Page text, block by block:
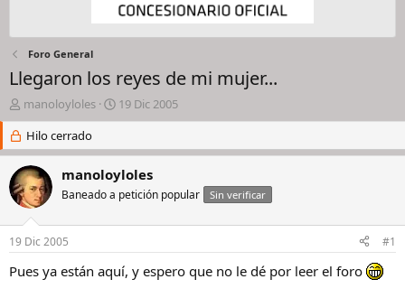
Foro General
Llegaron los reyes de mi mujer...
I
n
c
i
a
d
o
d
e
l
manoloyloles
F
e
h
a
d
e
i
c
i
19 Dic 2005
Hilo cerrado
manoloyloles
Baneado a petición popular Sin verificar
19 Dic 2005 #1
Pues ya están aquí, y espero que no le dé por leer el foro